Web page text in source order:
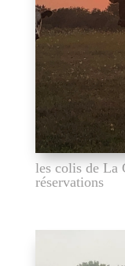
les colis de La
réservations